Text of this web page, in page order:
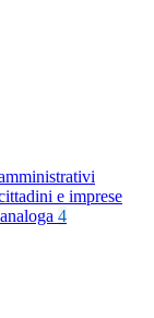
e imprese
4